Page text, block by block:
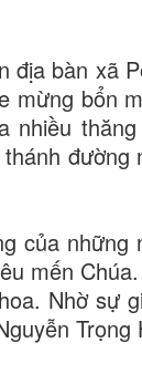
bàn xã
bổn
của
mến
Nhờ sự